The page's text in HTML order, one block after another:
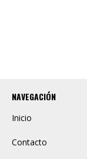
NAVEGACIÓN
Inicio
Contacto